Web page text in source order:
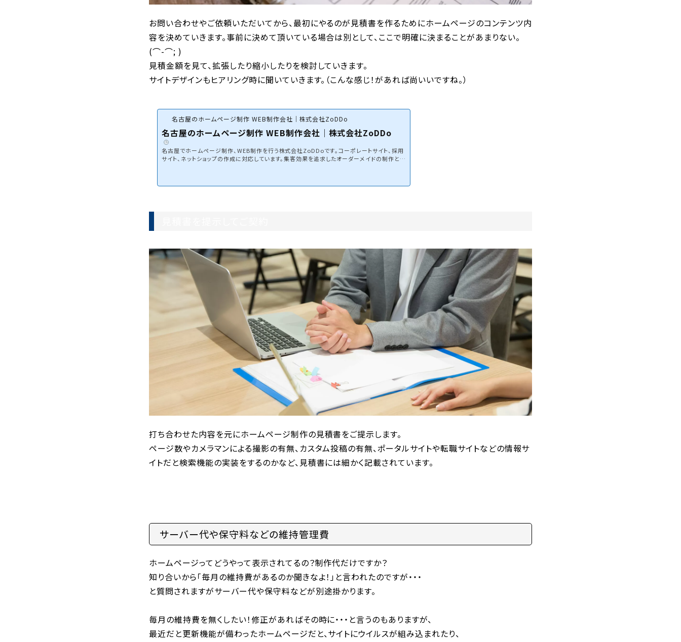
お問い合わせやご依頼いただいてから、最初にやるのが見積書を作るためにホームページのコンテンツ内
容を決めていきます。事前に決めて頂いている場合は別として、ここで明確に決まることがあまりない。
(⌒-⌒; )
見積金額を見て、拡張したり縮小したりを検討していきます。
サイトデザインもヒアリング時に聞いていきます。（こんな感じ！があれば尚いいですね。）
名古屋のホームページ制作 WEB制作会社｜株式会社ZoDDo
名古屋のホームページ制作 WEB制作会社｜株式会社ZoDDo
名古屋でホームページ制作、WEB制作を行う株式会社ZoDDoです。コーポレートサイト、採用
サイト、ネットショップの作成に対応しています。集客効果を追求したオーダーメイドの制作とW
打ち合わせた内容を元にホームページ制作の見積書をご提示します。
ページ数やカメラマンによる撮影の有無、カスタム投稿の有無、ポータルサイトや転職サイトなどの情報サ
イトだと検索機能の実装をするのかなど、見積書には細かく記載されています。
サーバー代や保守料などの維持管理費
ホームページってどうやって表示されてるの？制作代だけですか？
知り合いから「毎月の維持費があるのか聞きなよ！」と言われたのですが・・・
と質問されますがサーバー代や保守料などが別途掛かります。
毎月の維持費を無くしたい！修正があればその時に・・・と言うのもありますが、
最近だと更新機能が備わったホームページだと、サイトにウイルスが組み込まれたり、